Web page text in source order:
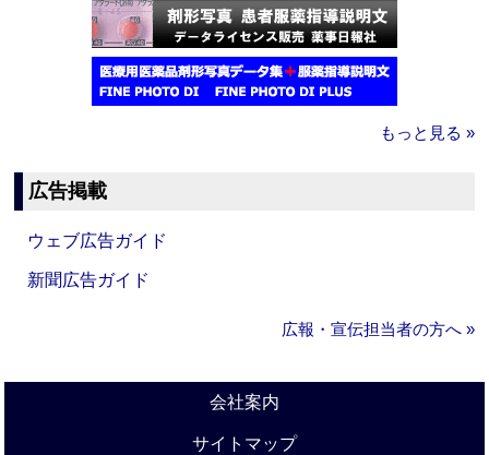
もっと見る »
広告掲載
ウェブ広告ガイド
新聞広告ガイド
広報・宣伝担当者の方へ »
会社案内
サイトマップ